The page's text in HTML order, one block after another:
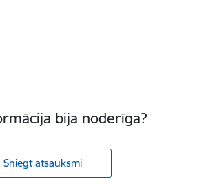
bija noderīga?
Sniegt atsauksmi